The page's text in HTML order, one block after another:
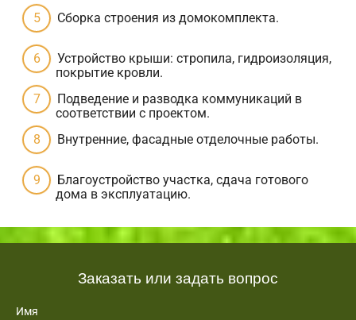
Сборка строения из домокомплекта.
Устройство крыши: стропила, гидроизоляция,
покрытие кровли.
Подведение и разводка коммуникаций в
соответствии с проектом.
Внутренние, фасадные отделочные работы.
Благоустройство участка, сдача готового
дома в эксплуатацию.
Заказать или задать вопрос
Имя